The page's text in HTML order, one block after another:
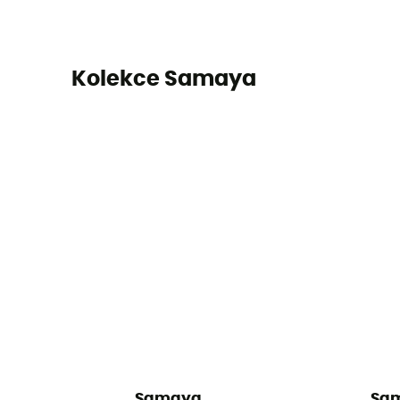
Kolekce Samaya